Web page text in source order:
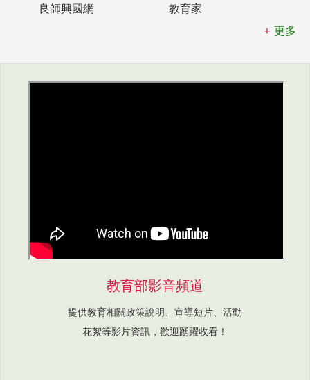
良師興國網
教育家
更多
教育部影音頻道
提供教育相關政策說明、宣導短片、活動
花絮等影片資訊，歡迎踴躍收看！